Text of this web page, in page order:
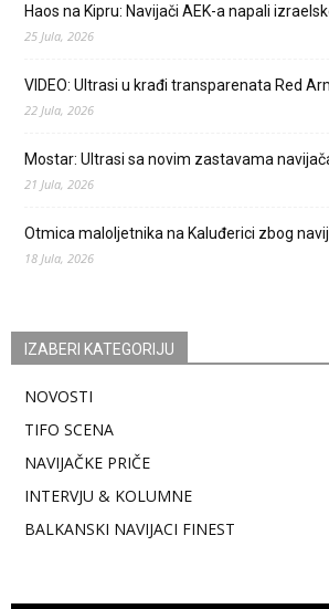
Haos na Kipru: Navijači AEK-a napali
25 Jula, 2026
VIDEO: Ultrasi u krađi transparenata Red
22 Jula, 2026
Mostar: Ultrasi sa novim zastavama
21 Jula, 2026
Otmica maloljetnika na Kaluđerici zbog
18 Jula, 2026
IZABERI KATEGORIJU
NOVOSTI
TIFO SCENA
NAVIJAČKE PRIČE
INTERVJU & KOLUMNE
BALKANSKI NAVIJACI FINEST